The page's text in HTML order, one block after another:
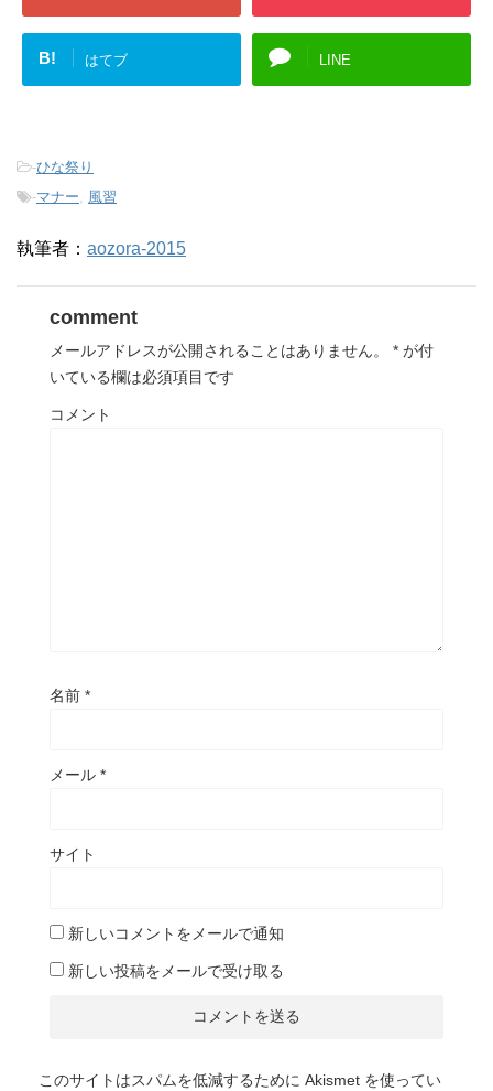
B! はてブ LINE
-ひな祭り
-マナー, 風習
執筆者： aozora-2015
comment
メールアドレスが公開されることはありません。 * が付
いている欄は必須項目です
コメント
名前 *
メール *
サイト
新しいコメントをメールで通知
新しい投稿をメールで受け取る
このサイトはスパムを低減するために Akismet を使ってい